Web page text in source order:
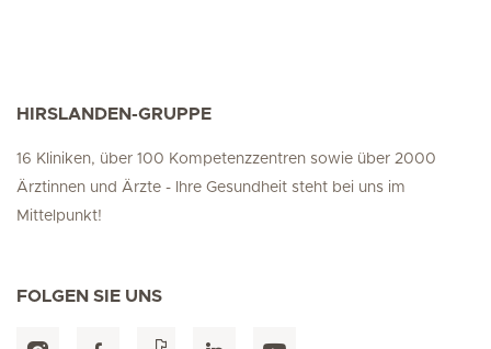
HIRSLANDEN-GRUPPE
16 Kliniken, über 100 Kompetenzzentren sowie über 2000
Ärztinnen und Ärzte - Ihre Gesundheit steht bei uns im
Mittelpunkt!
FOLGEN SIE UNS